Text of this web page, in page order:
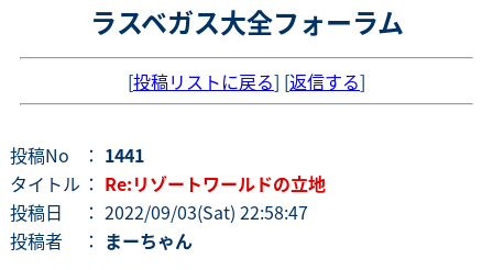
ラスベガス大全フォーラム
[投稿リストに戻る] [返信する]
投稿No ： 1441
タイトル ： Re:リゾートワールドの立地
投稿日
： 2022/09/03(Sat) 22:58:47
投稿者
： まーちゃん